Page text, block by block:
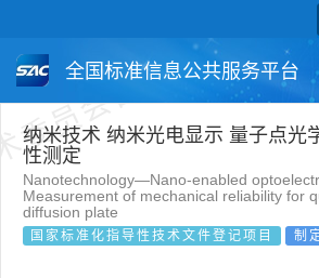
全国标准信息公共服务平台
国家标准 行业标准
团体标准 企业标准
国外标准 技术委员会
员会自行登记项目
纳米技术 纳米光电显示 量子点光
性测定
Nanotechnology—Nano-enabled
Measurement of mechanical reliability for
diffusion plate
国家标准化指导性技术文件登记项目 制